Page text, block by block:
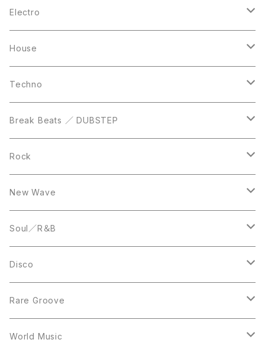
10inch
Casette Tape
CD
LP
LP
12inch
DVD
Electro
12inch
LP
House
LP
12inch
10inch
Techno
12inch
LP
Break Beats ／ DUBSTEP
12inch
LP
Rock
12inch
LP
New Wave
12inch
LP
Soul／R＆B
LP
12inch
Disco
7inch
12inch
Rare Groove
12inch
World Music